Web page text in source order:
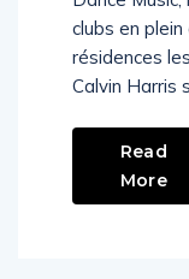
clubs en plein
résidences
Calvin Harris
Read
More